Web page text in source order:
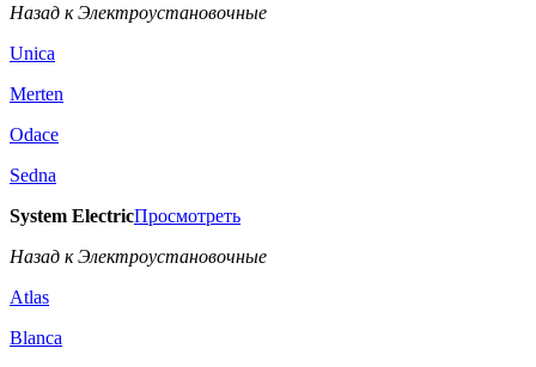
Назад к Электроустановочные
Unica
Merten
Odace
Sedna
System ElectricПросмотреть
Назад к Электроустановочные
Atlas
Blanca